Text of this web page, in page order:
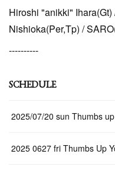
Hiroshi "anikki"
Nishioka(Per,Tp) /
----------
SCHEDULE
2025/07/20 sun Thumbs
2025 0627 fri Thumbs Up